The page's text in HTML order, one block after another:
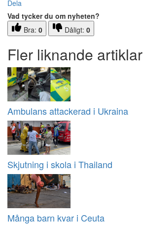
Dela
Vad tycker du om nyheten?
Bra: 0 Dåligt: 0
Fler liknande artiklar
Ambulans attackerad i Ukraina
Skjutning i skola i Thailand
Många barn kvar i Ceuta